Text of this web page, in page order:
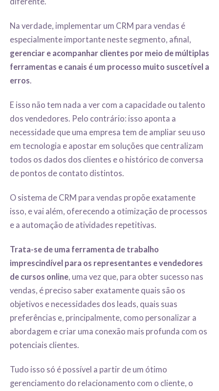
Na verdade, implementar um CRM para vendas é
especialmente importante neste segmento, afinal,
gerenciar e acompanhar clientes por meio de múltiplas
ferramentas e canais é um processo muito suscetível a
erros.
E isso não tem nada a ver com a capacidade ou talento
dos vendedores. Pelo contrário: isso aponta a
necessidade que uma empresa tem de ampliar seu uso
em tecnologia e apostar em soluções que centralizam
todos os dados dos clientes e o histórico de conversa
de pontos de contato distintos.
O sistema de CRM para vendas propõe exatamente
isso, e vai além, oferecendo a otimização de processos
e a automação de atividades repetitivas.
Trata-se de uma ferramenta de trabalho
imprescindível para os representantes e vendedores
de cursos online, uma vez que, para obter sucesso nas
vendas, é preciso saber exatamente quais são os
objetivos e necessidades dos leads, quais suas
preferências e, principalmente, como personalizar a
abordagem e criar uma conexão mais profunda com os
potenciais clientes.
Tudo isso só é possível a partir de um ótimo
gerenciamento do relacionamento com o cliente, o